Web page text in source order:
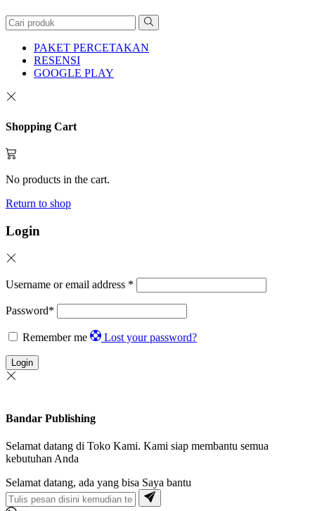
PAKET PERCETAKAN
RESENSI
GOOGLE PLAY
Shopping Cart
No products in the cart.
Return to shop
Login
Username or email address *
Password*
Remember me Lost your password?
Login
Bandar Publishing
Selamat datang di Toko Kami. Kami siap membantu semua
kebutuhan Anda
Selamat datang, ada yang bisa Saya bantu